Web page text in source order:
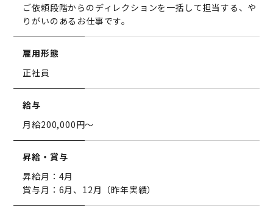
ご依頼段階からのディレクションを一括して担当する、や
りがいのあるお仕事です。
雇用形態
正社員
給与
月給200,000円〜
昇給・賞与
昇給月：4月
賞与月：6月、12月（昨年実績）